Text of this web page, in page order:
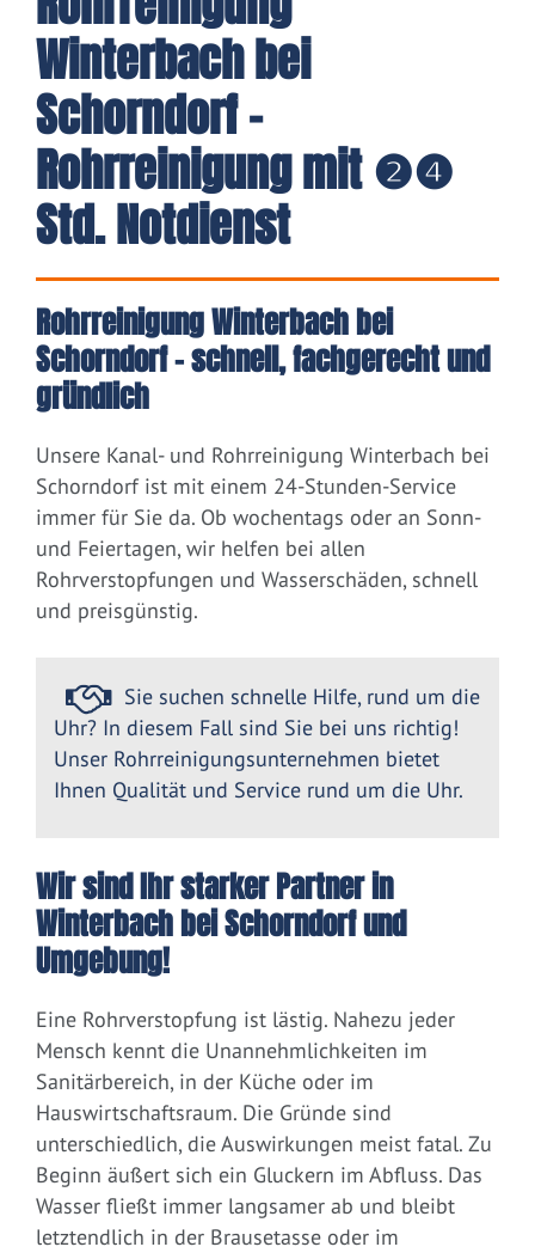
Winterbach bei
Schorndorf -
Rohrreinigung mit ❷❹
Std. Notdienst
Rohrreinigung Winterbach bei
Schorndorf – schnell, fachgerecht und
gründlich
Unsere Kanal- und Rohrreinigung Winterbach bei
Schorndorf ist mit einem 24-Stunden-Service
immer für Sie da. Ob wochentags oder an Sonn-
und Feiertagen, wir helfen bei allen
Rohrverstopfungen und Wasserschäden, schnell
und preisgünstig.
Sie suchen schnelle Hilfe, rund um die
Uhr? In diesem Fall sind Sie bei uns richtig!
Unser Rohrreinigungsunternehmen bietet
Ihnen Qualität und Service rund um die Uhr.
Wir sind Ihr starker Partner in
Winterbach bei Schorndorf und
Umgebung!
Eine Rohrverstopfung ist lästig. Nahezu jeder
Mensch kennt die Unannehmlichkeiten im
Sanitärbereich, in der Küche oder im
Hauswirtschaftsraum. Die Gründe sind
unterschiedlich, die Auswirkungen meist fatal. Zu
Beginn äußert sich ein Gluckern im Abfluss. Das
Wasser fließt immer langsamer ab und bleibt
letztendlich in der Brausetasse oder im